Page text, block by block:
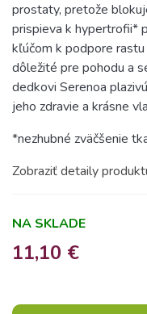
prostaty, pretože
prispieva k hypertrofii*
kľúčom k podpore
dôležité pre pohodu a
dedkovi Serenoa
jeho zdravie a krásne
*nezhubné zväčšenie
Zobraziť detaily
NA SKLADE
11,10 €